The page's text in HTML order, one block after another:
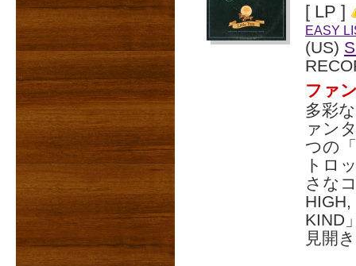
[ LP ]
EASY
(US)
ファ
多彩
ァン
つの
トロ
さな
KIND
見開